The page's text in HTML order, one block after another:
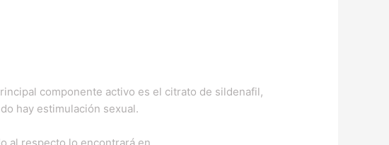
componente activo es el citrato de sildenafil,
hay estimulación sexual.